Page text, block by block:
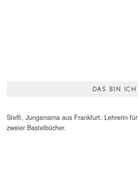
DAS BIN ICH
Steffi, Jungsmama aus Frankfurt. Lehrerin
zweier Bastelbücher.